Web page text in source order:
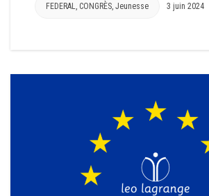
FEDERAL, CONGRÈS, Jeunesse 3 juin 2024